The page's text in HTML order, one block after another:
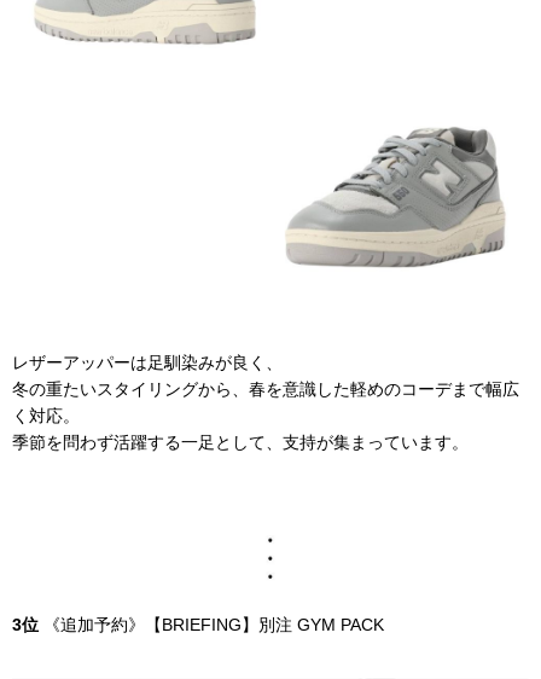
レザーアッパーは足馴染みが良く、
冬の重たいスタイリングから、春を意識した軽めのコーデまで幅広
く対応。
季節を問わず活躍する一足として、支持が集まっています。
3位 《追加予約》【BRIEFING】別注 GYM PACK